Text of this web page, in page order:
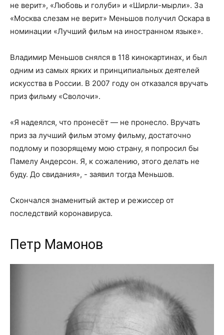
не верит», «Любовь и голуби» и «Ширли-мырли». За
«Москва слезам не верит» Меньшов получил Оскара в
номинации «Лучший фильм на иностранном языке».
Владимир Меньшов снялся в 118 кинокартинах, и был
одним из самых ярких и принципиальных деятелей
искусства в России. В 2007 году он отказался вручать
приз фильму «Сволочи».
«Я надеялся, что пронесёт — не пронесло. Вручать
приз за лучший фильм этому фильму, достаточно
подлому и позорящему мою страну, я попросил бы
Памелу Андерсон. Я, к сожалению, этого делать не
буду. До свидания», - заявил тогда Меньшов.
Скончался знаменитый актер и режиссер от
последствий коронавируса.
Петр Мамонов